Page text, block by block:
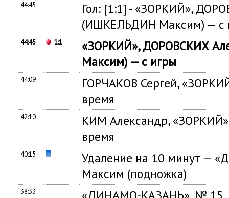
44:45
Гол: [1:1] - «ЗОРКИЙ»,
(ИШКЕЛЬДИН Максим) — с
44:45 1:1
«ЗОРКИЙ», ДОРОВСКИХ
Максим) — с игры
44:09
ГОРЧАКОВ Сергей,
время
42:10
КИМ Александр,
время
40:15
Удаление на 10 минут —
Максим (подножка)
38:33